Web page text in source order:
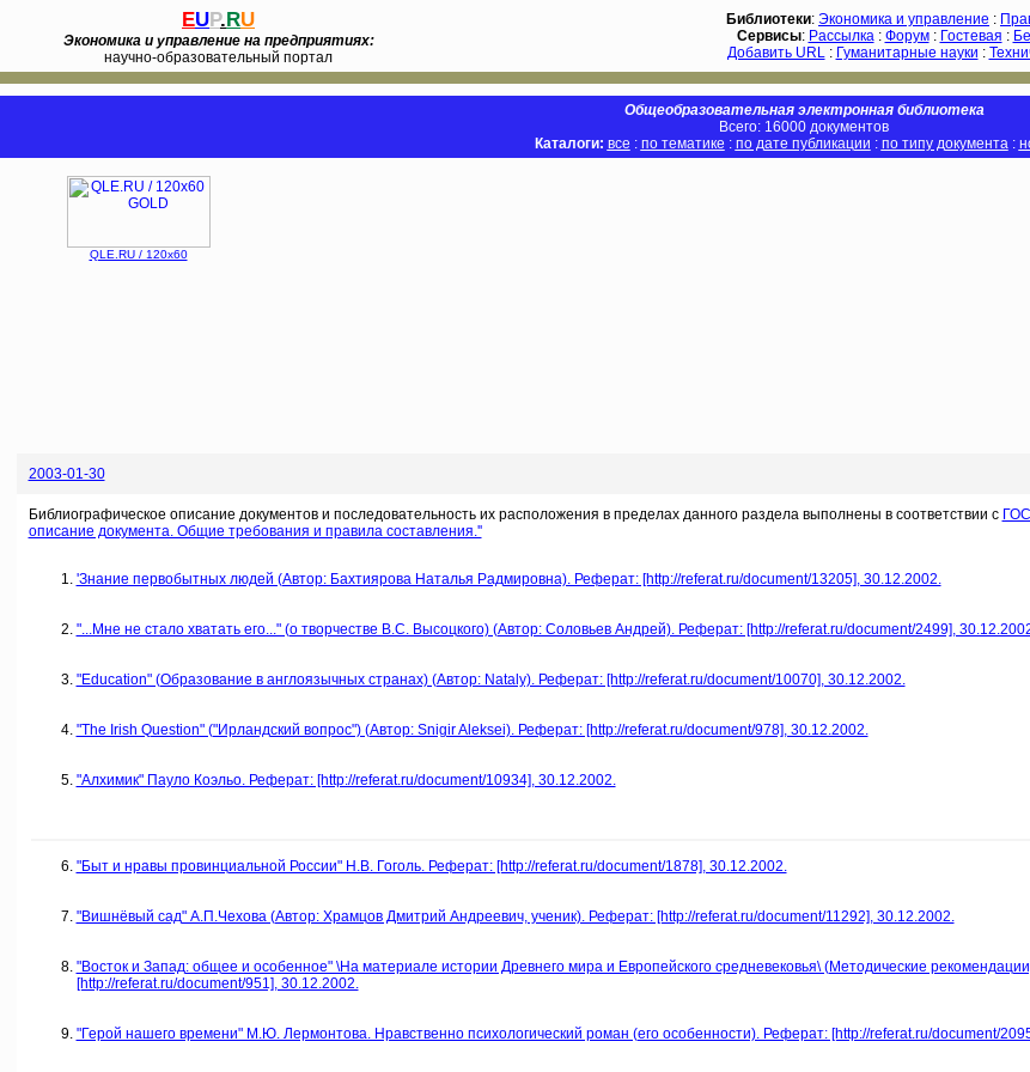
EUP.RU
Экономика и управление на предприятиях:
научно-образовательный портал
Библиотеки: Экономика и управление :
Сервисы: Рассылка: Форум: Гостевая :
Добавить URL: Гуманитарные науки :
Общеобразовательная электронная библиотека
Всего: 16000 документов
Каталоги: все : по тематике : по дате публикации : по типу документа:
QLE.RU / 120x60
2003-01-30
Библиографическое описание документов и последовательность их расположения в пределах данного раздела выполнены в соответствии с
описание документа. Общие требования и правила составления.''
'Знание первобытных людей (Автор: Бахтиярова Наталья Радмировна). Реферат: [http://referat.ru/document/13205], 30.12.2002.
"...Мне не стало хватать его..." (о творчестве В.С. Высоцкого) (Автор: Соловьев Андрей). Реферат: [http://referat.ru/document/2499],
"Education" (Образование в англоязычных странах) (Автор: Nataly). Реферат: [http://referat.ru/document/10070], 30.12.2002.
"The Irish Question" ("Ирландский вопрос") (Автор: Snigir Aleksei). Реферат: [http://referat.ru/document/978], 30.12.2002.
"Алхимик" Пауло Коэльо. Реферат: [http://referat.ru/document/10934], 30.12.2002.
"Быт и нравы провинциальной России" H.В. Гоголь. Реферат: [http://referat.ru/document/1878], 30.12.2002.
"Вишнёвый сад" А.П.Чехова (Автор: Храмцов Дмитрий Андреевич, ученик). Реферат: [http://referat.ru/document/11292], 30.12.2002.
"Восток и Запад: общее и особенное" \На материале истории Древнего мира и Европейского средневековья\ (Методические
[http://referat.ru/document/951], 30.12.2002.
"Герой нашего времени" М.Ю. Лермонтова. Нравственно психологический роман (его особенности). Реферат: [http://referat.ru/document/